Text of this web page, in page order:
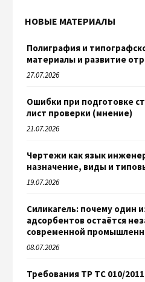
НОВЫЕ МАТЕРИАЛЫ
Полиграфия и
материалы и развитие
27.07.2026
Ошибки при подготовке
лист проверки (мнение)
21.07.2026
Чертежи как язык
назначение, виды и
19.07.2026
Силикагель: почему один
адсорбентов остаётся
современной
08.07.2026
Требования ТР ТС 010/